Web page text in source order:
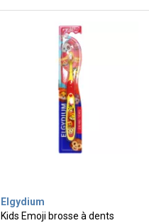
Elgydium
Kids Emoji brosse à dents